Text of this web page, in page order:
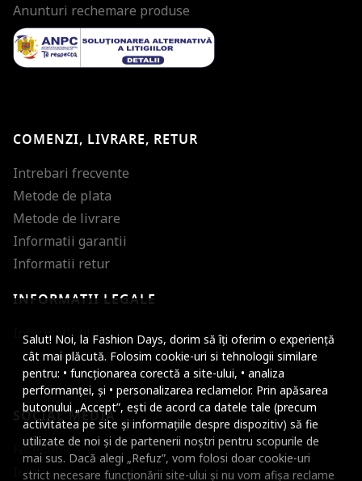
Salut! Noi, la Fashion Days, dorim să îți oferim o experiență
cât mai plăcută. Folosim cookie-uri si tehnologii similare
pentru: • funcționarea corectă a site-ului, • analiza
performanței, și • personalizarea reclamelor. Prin apăsarea
butonului „Accept”, ești de acord ca datele tale (precum
activitatea pe site și informațiile despre dispozitiv) să fie
utilizate de noi și de partenerii noștri pentru scopurile de
mai sus. Dacă alegi „Refuz”, vom folosi doar cookie-uri
strict necesare funcționării site-ului și nu vom afișa reclame
Anunturi rechemare produse
COMENZI, LIVRARE, RETUR
Intrebari frecvente
Metode de plata
Metode de livrare
Informatii garantii
Informatii retur
INFORMATII LEGALE
Informatii utile
SOCIAL MEDIA
Facebook
Instagram
Micsoreaza
Mareste spatierea
Micsoreaza
Mareste inaltimea